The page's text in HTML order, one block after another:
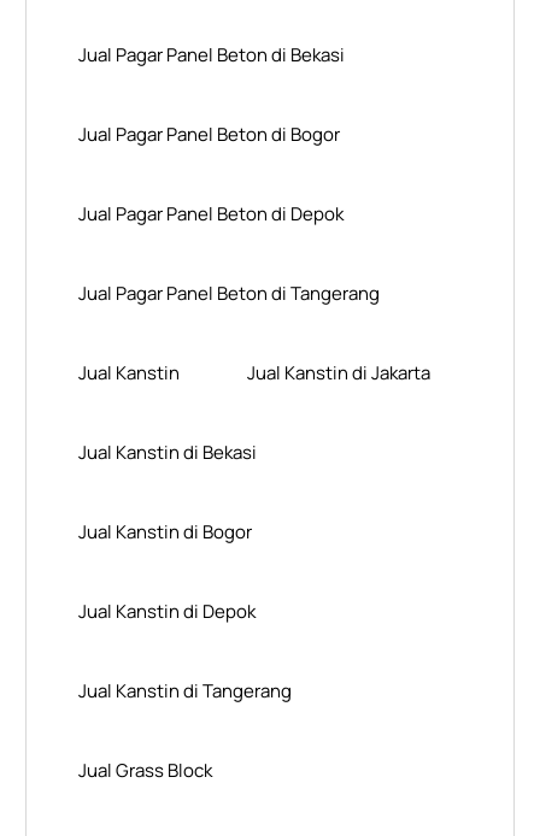
Jual Pagar Panel Beton di Bekasi
Jual Pagar Panel Beton di Bogor
Jual Pagar Panel Beton di Depok
Jual Pagar Panel Beton di Tangerang
Jual Kanstin Jual Kanstin di Jakarta
Jual Kanstin di Bekasi
Jual Kanstin di Bogor
Jual Kanstin di Depok
Jual Kanstin di Tangerang
Jual Grass Block